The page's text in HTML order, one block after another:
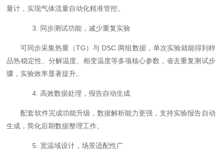
量计，实现气体流量自动化精准管控。
3. 同步测试功能，减少重复实验
可同步采集热重（TG）与 DSC 两组数据，单次实验就能得到样
品热稳定性、分解温度、相变温度等多项核心参数，省去重复测试步
骤，实验效率显著提升。
4.高效数据处理，报告自动生成
配套软件完成功能升级，数据解析能力更强，支持实验报告自动
生成，简化后期数据整理工作。
5. 宽温域设计，场景适配性广